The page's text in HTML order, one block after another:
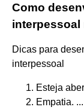
Como
interpessoal
Dicas para
interpessoal
Esteja
Empatia. ...